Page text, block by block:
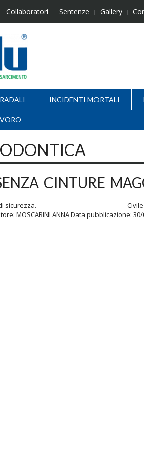
Collaboratori Sentenze Gallery
INCIDENTI MORTALI
CINTURE
di sicurezza. Civile Ord.
MOSCARINI ANNA Data pubblicazione: